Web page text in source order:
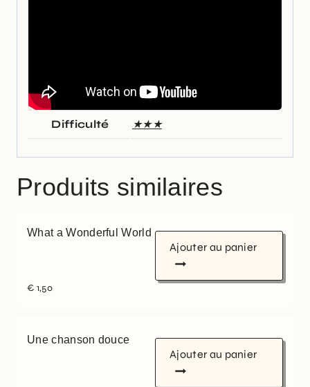
Difficulté ★★★
Produits similaires
What a Wonderful World
€ 1,50
Ajouter au panier
Une chanson douce
Ajouter au panier